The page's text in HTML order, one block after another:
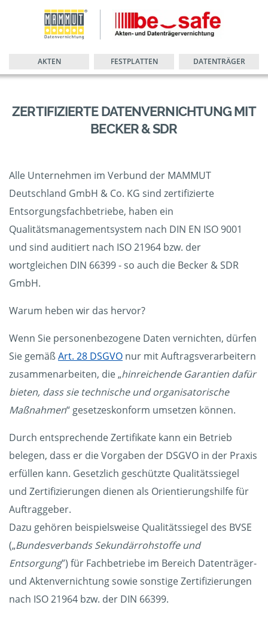
AKTEN FESTPLATTEN DATENTRÄGER
ZERTIFIZIERTE DATENVERNICHTUNG MIT
BECKER & SDR
Alle Unternehmen im Verbund der MAMMUT
Deutschland GmbH & Co. KG sind zertifizierte
Entsorgungsfachbetriebe, haben ein
Qualitätsmanagementsystem nach DIN EN ISO 9001
und sind auditiert nach ISO 21964 bzw. der
wortgleichen DIN 66399 - so auch die Becker & SDR
GmbH.
Warum heben wir das hervor?
Wenn Sie personenbezogene Daten vernichten, dürfen
Sie gemäßArt. 28 DSGVO nur mit Auftragsverarbeitern
zusammenarbeiten, die „hinreichende Garantien dafür
bieten, dass sie technische und organisatorische
Maßnahmen“ gesetzeskonform umsetzen können.
Durch entsprechende Zertifikate kann ein Betrieb
belegen, dass er die Vorgaben der DSGVO in der Praxis
erfüllen kann. Gesetzlich geschützte Qualitätssiegel
und Zertifizierungen dienen als Orientierungshilfe für
Auftraggeber.
Dazu gehören beispielsweise Qualitätssiegel des BVSE
(„Bundesverbands Sekundärrohstoffe und
Entsorgung”) für Fachbetriebe im Bereich Datenträger-
und Aktenvernichtung sowie sonstige Zertifizierungen
nach ISO 21964 bzw. der DIN 66399.